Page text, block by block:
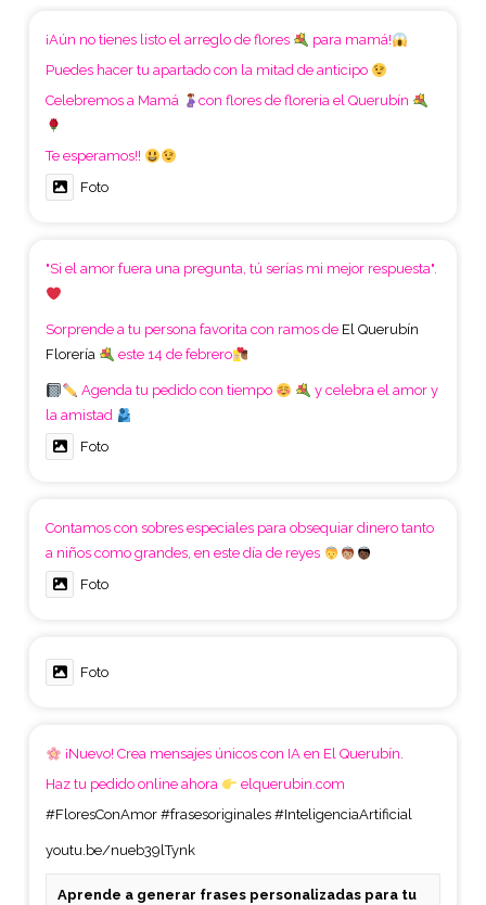
¡Aún no tienes listo el arreglo de flores
para mamá!
Puedes hacer tu apartado con la mitad de anticipo
Celebremos a Mamá
con flores de floreria el Querubín
Te esperamos!!
Foto
"Si el amor fuera una pregunta, tú serías mi mejor respuesta".
Sorprende a tu persona favorita con ramos de El Querubín
Florería
este 14 de febrero
Agenda tu pedido con tiempo
y celebra el amor y
la amistad
Foto
Contamos con sobres especiales para obsequiar dinero tanto
a niños como grandes, en este día de reyes
Foto
Foto
¡Nuevo! Crea mensajes únicos con IA en El Querubín.
Haz tu pedido online ahora
elquerubin.com
#FloresConAmor #frasesoriginales #InteligenciaArtificial
youtu.be/nueb39lTynk
Aprende a generar frases personalizadas para tu